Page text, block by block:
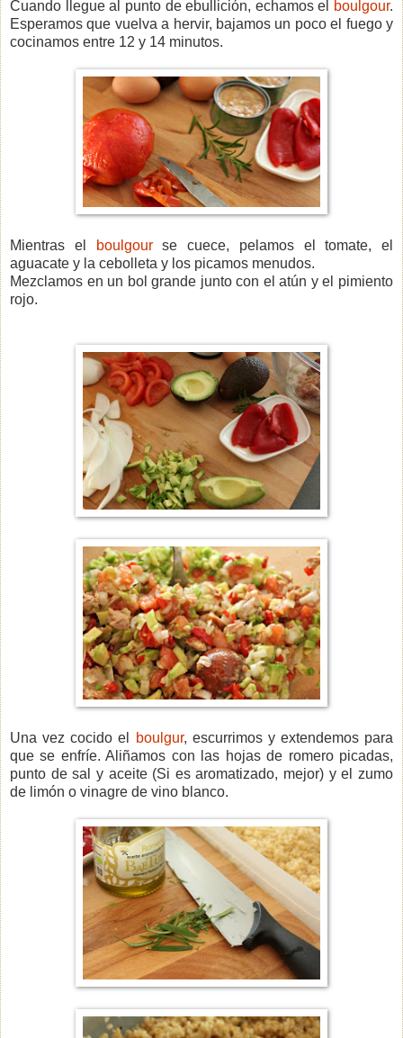
Cuando llegue al punto de ebullición, echamos el boulgour.
Esperamos que vuelva a hervir, bajamos un poco el fuego y
cocinamos entre 12 y 14 minutos.
Mientras el boulgourse cuece, pelamos el tomate, el
aguacate y la cebolleta y los picamos menudos.
Mezclamos en un bol grande junto con el atún y el pimiento
rojo.
Una vez cocido el boulgur, escurrimos y extendemos para
que se enfríe. Aliñamos con las hojas de romero picadas,
punto de sal y aceite (Si es aromatizado, mejor) y el zumo
de limón o vinagre de vino blanco.